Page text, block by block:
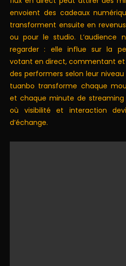
envoient des cadeaux
transforment ensuite en
ou pour le studio. L’audience
regarder : elle influe sur la
votant en direct, commentant
des performers selon leur
tuanbo transforme chaque
et chaque minute de
où visibilité et interaction
d’échange.